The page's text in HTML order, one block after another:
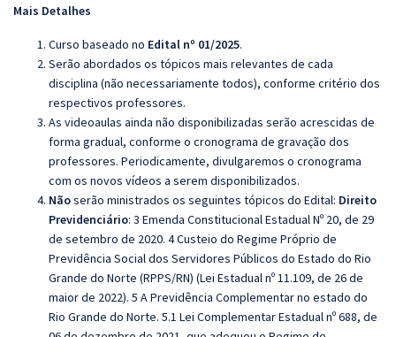
Mais Detalhes
Curso baseado no Edital nº 01/2025.
Serão abordados os tópicos mais relevantes de cada
disciplina (não necessariamente todos), conforme critério dos
respectivos professores.
As videoaulas ainda não disponibilizadas serão acrescidas de
forma gradual, conforme o cronograma de gravação dos
professores. Periodicamente, divulgaremos o cronograma
com os novos vídeos a serem disponibilizados.
Nãoserão ministrados os seguintes tópicos do Edital: Direito
Previdenciário: 3 Emenda Constitucional Estadual Nº 20, de 29
de setembro de 2020. 4 Custeio do Regime Próprio de
Previdência Social dos Servidores Públicos do Estado do Rio
Grande do Norte (RPPS/RN) (Lei Estadual nº 11.109, de 26 de
maior de 2022). 5 A Previdência Complementar no estado do
Rio Grande do Norte. 5.1 Lei Complementar Estadual nº 688, de